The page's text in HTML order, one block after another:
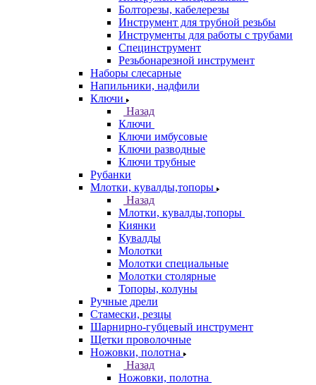
Болторезы, кабелерезы
Инструмент для трубной резьбы
Инструменты для работы с трубами
Специнструмент
Резьбонарезной инструмент
Наборы слесарные
Напильники, надфили
Ключи
Назад
Ключи
Ключи имбусовые
Ключи разводные
Ключи трубные
Рубанки
Млотки, кувалды,топоры
Назад
Млотки, кувалды,топоры
Киянки
Кувалды
Молотки
Молотки специальные
Молотки столярные
Топоры, колуны
Ручные дрели
Стамески, резцы
Шарнирно-губцевый инструмент
Щетки проволочные
Ножовки, полотна
Назад
Ножовки, полотна